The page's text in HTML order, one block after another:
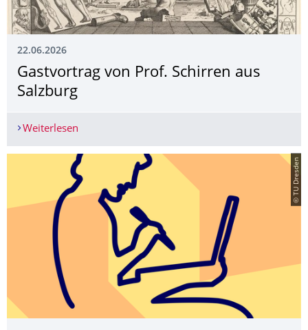
22.06.2026
Gastvortrag von Prof. Schirren aus
Salzburg
Weiterlesen
© TU Dresden